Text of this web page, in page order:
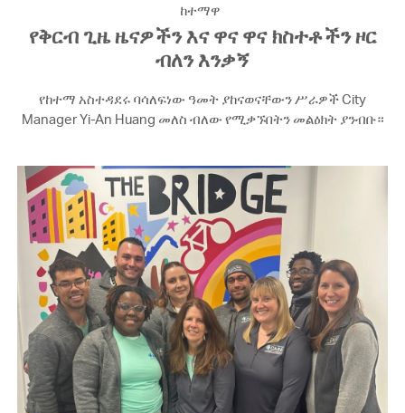
ከተማዋ
የቅርብ ጊዜ ዜናዎችን እና ዋና ዋና ክስተቶችን ዞር
ብለን እንቃኝ
የከተማ አስተዳደሩ ባሳለፍነው ዓመት ያከናወናቸውን ሥራዎች City
Manager Yi-An Huang መለስ ብለው የሚቃኙበትን መልዕክት ያንብቡ።